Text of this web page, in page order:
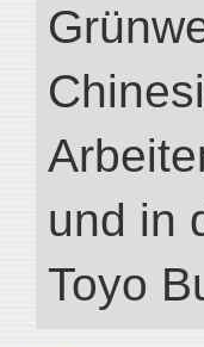
und in
Toyo